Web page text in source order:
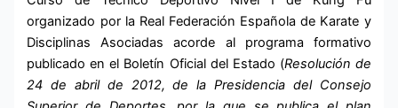
organizado por la Real Federación Española de Karate y
Disciplinas Asociadas acorde al programa formativo
publicado en el Boletín Oficial del Estado (Resolución de
24 de abril de 2012, de la Presidencia del Consejo